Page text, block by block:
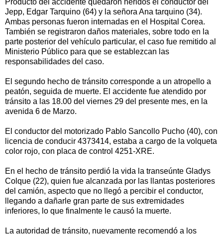
Producto del accidente quedaron heridos el conductor del
Jepp, Edgar Tarquino (64) y la señora Ana tarquino (34).
Ambas personas fueron internadas en el Hospital Corea.
También se registraron daños materiales, sobre todo en la
parte posterior del vehículo particular, el caso fue remitido al
Ministerio Público para que se establezcan las
responsabilidades del caso.
El segundo hecho de tránsito corresponde a un atropello a
peatón, seguida de muerte. El accidente fue atendido por
tránsito a las 18.00 del viernes 29 del presente mes, en la
avenida 6 de Marzo.
El conductor del motorizado Pablo Sancollo Pucho (40), con
licencia de conducir 4373414, estaba a cargo de la volqueta
color rojo, con placa de control 4251-XRE.
En el hecho de tránsito perdió la vida la transeúnte Gladys
Colque (22), quien fue alcanzada por las llantas posteriores
del camión, aspecto que no llegó a percibir el conductor,
llegando a dañarle gran parte de sus extremidades
inferiores, lo que finalmente le causó la muerte.
La autoridad de tránsito, nuevamente recomendó a los